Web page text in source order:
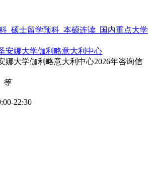
娜大学伽利略意大利中心2026年咨询信
等
22:30